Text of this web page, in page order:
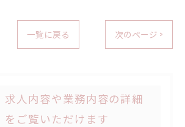
一覧に戻る 次のページ >
求人内容や業務内容の詳細
をご覧いただけます